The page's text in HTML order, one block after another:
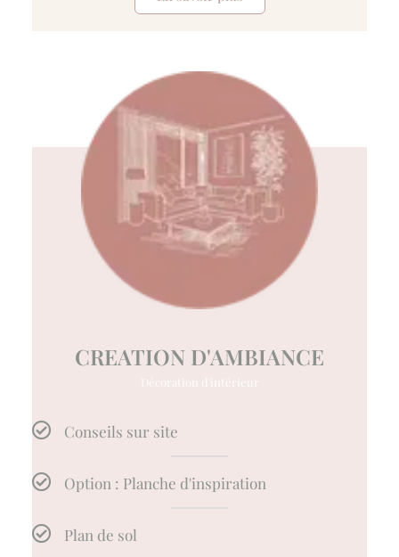
CREATION D'AMBIANCE
Décoration d'intérieur
Conseils sur site
Option : Planche d'inspiration
Plan de sol